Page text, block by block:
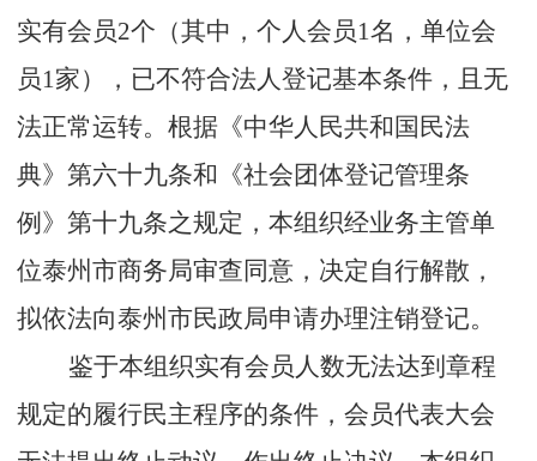
实有会员2个（其中，个人会员1名，单位会
员1家），已不符合法人登记基本条件，且无
法正常运转。根据《中华人民共和国民法
典》第六十九条和《社会团体登记管理条
例》第十九条之规定，本组织经业务主管单
位泰州市商务局审查同意，决定自行解散，
拟依法向泰州市民政局申请办理注销登记。
鉴于本组织实有会员人数无法达到章程
规定的履行民主程序的条件，会员代表大会